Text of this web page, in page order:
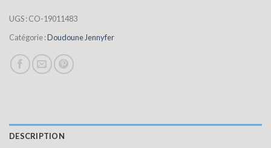
UGS :CO-19011483
Catégorie :Doudoune Jennyfer
DESCRIPTION